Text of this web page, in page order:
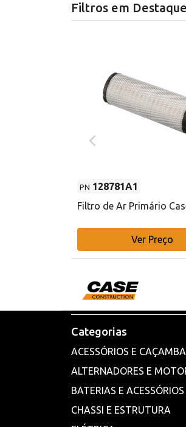
Filtros em Destaque
PN 128781A1
Filtro de Ar Primário
Ver Preço
Categorias
ACESSÓRIOS E
ALTERNADORES E
BATERIAS E ACESSÓRIOS
CHASSI E ESTRUTURA